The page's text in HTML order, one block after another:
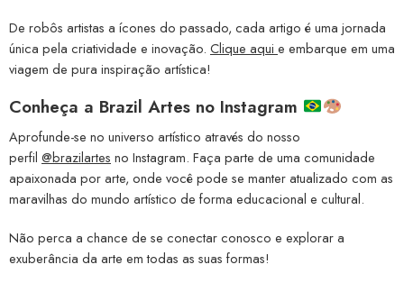
De robôs artistas a ícones do passado, cada artigo é uma jornada
única pela criatividade e inovação. Clique aqui e embarque em uma
viagem de pura inspiração artística!
Conheça a Brazil Artes no Instagram
Aprofunde-se no universo artístico através do nosso
perfil @brazilartes no Instagram. Faça parte de uma comunidade
apaixonada por arte, onde você pode se manter atualizado com as
maravilhas do mundo artístico de forma educacional e cultural.
Não perca a chance de se conectar conosco e explorar a
exuberância da arte em todas as suas formas!